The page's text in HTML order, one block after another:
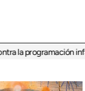
infantil